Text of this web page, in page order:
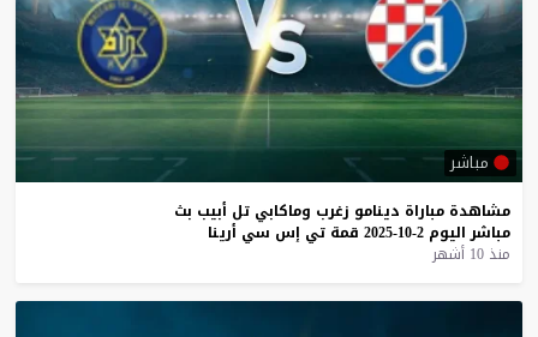
مباشر
مشاهدة مباراة دينامو زغرب وماكابي تل أبيب بث
مباشر اليوم 2-10-2025 قمة تي إس سي أرينا
منذ 10 أشهر